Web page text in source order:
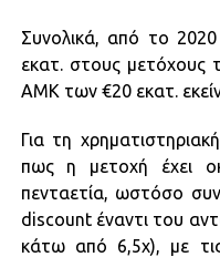
Συνολικά, από το 2020
εκατ. στους μετόχους
ΑΜΚ των €20 εκατ.
Για τη
πως η μετοχή έχει
πενταετία, ωστόσο
discount έναντι του
κάτω από 6,5x), με τις